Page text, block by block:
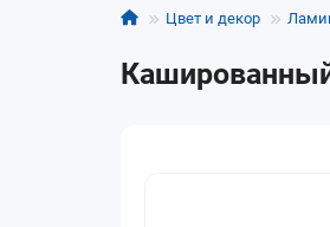
Цвет и декор
Кашированный